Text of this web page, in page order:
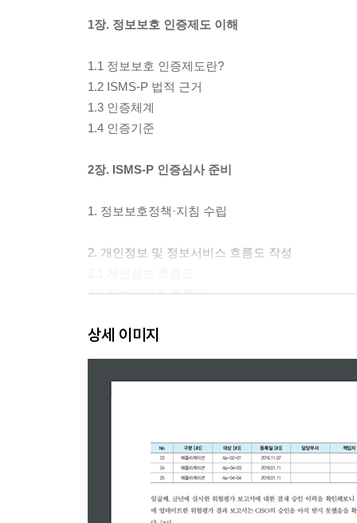
1장. 정보보호 인증제도 이해
1.1 정보보호 인증제도란?
1.2 ISMS-P 법적 근거
1.3 인증체계
1.4 인증기준
2장. ISMS-P 인증심사 준비
1. 정보보호정책·지침 수립
2. 개인정보 및 정보서비스 흐름도 작성
2.2 정보서비스 흐름도
3. 취약점 분석
3.1 서버 취약점 진단
3.6 모바일 앱 취약점 진단
상세 이미지